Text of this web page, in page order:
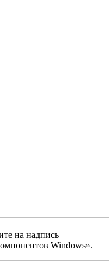
на надпись
Windows».